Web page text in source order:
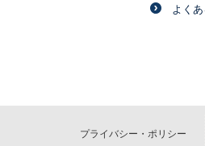
よく
プライバシー・ポリシー